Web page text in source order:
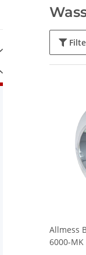
Allmess
6000-MK